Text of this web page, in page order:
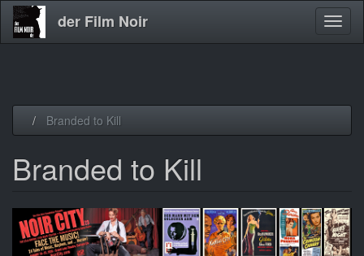
der Film Noir
Branded to Kill
Branded to Kill